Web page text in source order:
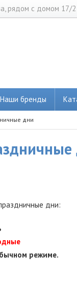
рядом с домом 17/2
Наши бренды
дни
дни:
режиме.